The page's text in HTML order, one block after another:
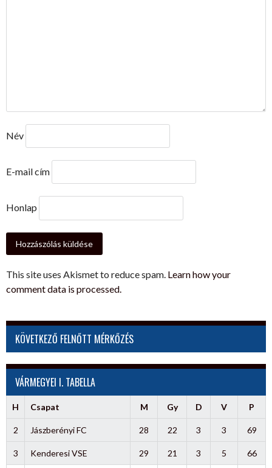
Név
E-mail cím
Honlap
This site uses Akismet to reduce spam. Learn how your
comment data is processed.
KÖVETKEZŐ FELNŐTT MÉRKŐZÉS
VÁRMEGYEI I. TABELLA
H Csapat M Gy D V P
2 Jászberényi FC 28 22 3 3 69
3 Kenderesi VSE 29 21 3 5 66